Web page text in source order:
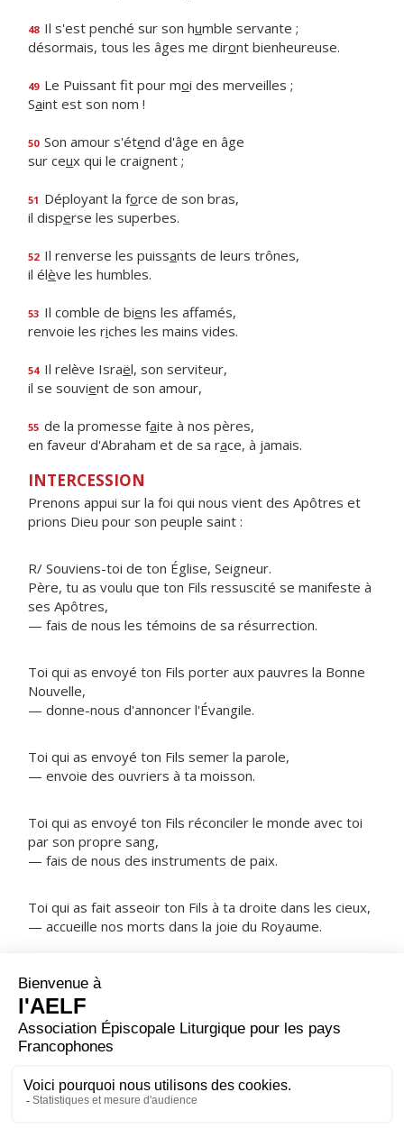
48 Il s'est penché sur son humble servante ;
désormais, tous les âges me diront bienheureuse.
49 Le Puissant fit pour moi des merveilles ;
Saint est son nom !
50 Son amour s'étend d'âge en âge
sur ceux qui le craignent ;
51 Déployant la force de son bras,
il disperse les superbes.
52 Il renverse les puissants de leurs trônes,
il élève les humbles.
53 Il comble de biens les affamés,
renvoie les riches les mains vides.
54 Il relève Israël, son serviteur,
il se souvient de son amour,
55 de la promesse faite à nos pères,
en faveur d'Abraham et de sa race, à jamais.
INTERCESSION
Prenons appui sur la foi qui nous vient des Apôtres et
prions Dieu pour son peuple saint :
R/ Souviens-toi de ton Église, Seigneur.
Père, tu as voulu que ton Fils ressuscité se manifeste à
ses Apôtres,
— fais de nous les témoins de sa résurrection.
Toi qui as envoyé ton Fils porter aux pauvres la Bonne
Nouvelle,
— donne-nous d'annoncer l'Évangile.
Toi qui as envoyé ton Fils semer la parole,
— envoie des ouvriers à ta moisson.
Toi qui as envoyé ton Fils réconciler le monde avec toi
par son propre sang,
— fais de nous des instruments de paix.
Toi qui as fait asseoir ton Fils à ta droite dans les cieux,
— accueille nos morts dans la joie du Royaume.
NOTRE PÈRE
ORAISON
Dieu qui as choisi saint Matthias pour compléter le
ton amour nous appelle, d'être un jour au nombre des
élus.